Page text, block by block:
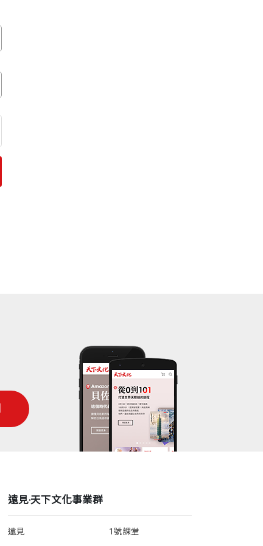
遠見‧天下文化事業群
遠見
1號課堂